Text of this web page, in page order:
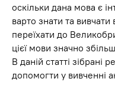
оскільки дана мова є
варто знати та
переїхати до
цієї мови значно
В даній статті зібрані
допомогти у вивченні